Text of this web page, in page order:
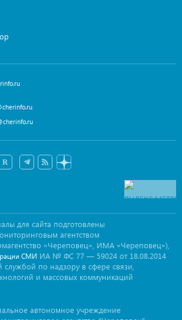
для сайта подготовлены
агентством
«Череповец», ИМА «Череповец»),
СМИ ИА № ФС 77 — 59024 от 18.08.2014
по надзору в сфере связи,
и массовых коммуникаций
автономное учреждение